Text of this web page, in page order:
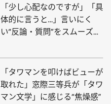
「少し心配なのですが」「具
体的に言うと…」言いにく
い“反論・質問”をスムーズに
「タワマンを叩けばビューが
取れた」窓際三等兵が「タワ
マン文学」に感じる“焦燥感”